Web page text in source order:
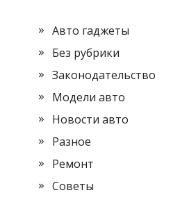
Авто гаджеты
Без рубрики
Законодательство
Модели авто
Новости авто
Разное
Ремонт
Советы